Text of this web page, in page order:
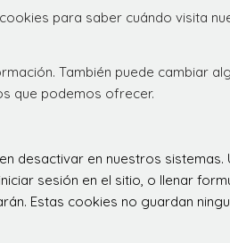
para saber cuándo visita
También puede cambiar
que podemos ofrecer.
desactivar en nuestros
sesión en el sitio, o llenar
Estas cookies no guardan